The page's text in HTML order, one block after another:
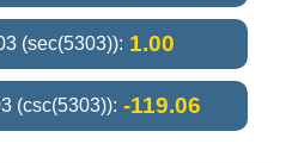
(sec(5303)): 1.00
(csc(5303)): -119.06